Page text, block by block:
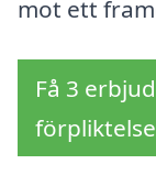
mot ett
Få 3